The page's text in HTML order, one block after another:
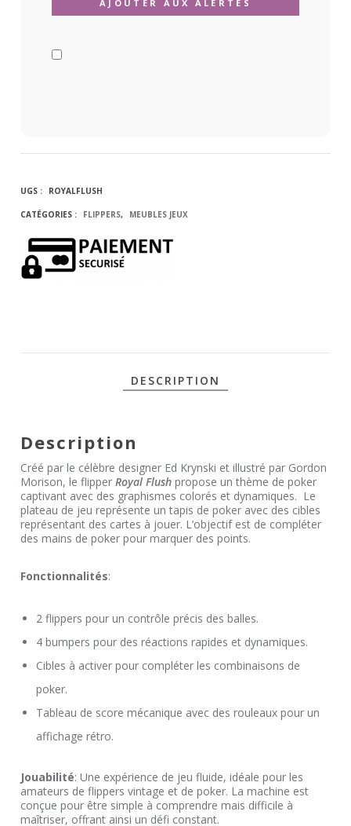
UGS : ROYALFLUSH
CATÉGORIES : FLIPPERS, MEUBLES JEUX
DESCRIPTION
Description
Créé par le célèbre designer Ed Krynski et illustré par Gordon
Morison, le flipperRoyal Flush propose un thème de poker
captivant avec des graphismes colorés et dynamiques. Le
plateau de jeu représente un tapis de poker avec des cibles
représentant des cartes à jouer. L’objectif est de compléter
des mains de poker pour marquer des points.
Fonctionnalités:
2 flippers pour un contrôle précis des balles.
4 bumpers pour des réactions rapides et dynamiques.
Cibles à activer pour compléter les combinaisons de
poker.
Tableau de score mécanique avec des rouleaux pour un
affichage rétro.
Jouabilité: Une expérience de jeu fluide, idéale pour les
amateurs de flippers vintage et de poker. La machine est
conçue pour être simple à comprendre mais difficile à
maîtriser, offrant ainsi un défi constant.